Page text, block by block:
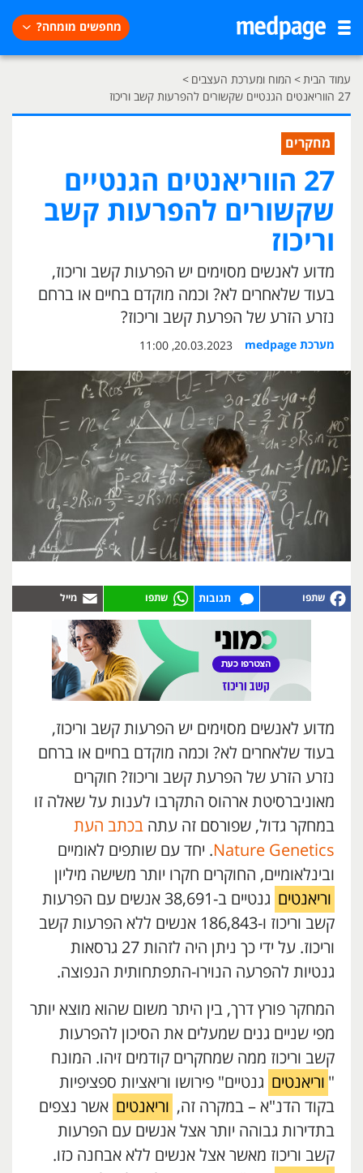
מחפשים מומחה?
עמוד הבית> המוח ומערכת העצבים >
27 הווריאנטים הגנטיים שקשורים להפרעות קשב וריכוז
מחקרים
27 הווריאנטים הגנטיים
שקשורים להפרעות קשב
וריכוז
מדוע לאנשים מסוימים יש הפרעות קשב וריכוז,
בעוד שלאחרים לא? וכמה מוקדם בחיים או ברחם
נזרע הזרע של הפרעת קשב וריכוז?
מערכת medpage 20.03.2023, 11:00
תגובות
מדוע לאנשים מסוימים יש הפרעות קשב וריכוז,
בעוד שלאחרים לא? וכמה מוקדם בחיים או ברחם
נזרע הזרע של הפרעת קשב וריכוז? חוקרים
מאוניברסיטת ארהוס התקרבו לענות על שאלה זו
במחקר גדול, שפורסם זה עתה בכתב העת
Nature Genetics. יחד עם שותפים לאומיים
ובינלאומיים, החוקרים חקרו יותר משישה מיליון
וריאנטים
גנטיים ב-38,691 אנשים עם הפרעות
קשב וריכוז ו-186,843 אנשים ללא הפרעות קשב
וריכוז. על ידי כך ניתן היה לזהות 27 גרסאות
גנטיות להפרעה הנוירו-התפתחותית הנפוצה.
המחקר פורץ דרך, בין היתר משום שהוא מוצא יותר
מפי שניים גנים שמעלים את הסיכון להפרעות
קשב וריכוז ממה שמחקרים קודמים זיהו. המונח
" וריאנטים גנטיים" פירושו וריאציות ספציפיות
בקוד הדנ"א – במקרה זה, וריאנטים אשר נצפים
בתדירות גבוהה יותר אצל אנשים עם הפרעות
קשב וריכוז מאשר אצל אנשים ללא אבחנה כזו.